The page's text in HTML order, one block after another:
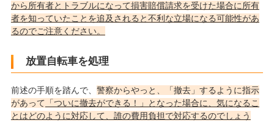
から所有者とトラブルになって損害賠償請求を受けた場合に所有
者を知っていたことを追及されると不利な立場になる可能性があ
るのでご注意ください。
放置自転車を処理
前述の手順を踏んで、 警察からやっと、「撤去」するように指示
があって 「ついに撤去ができる！」となった場合に、気になるこ
とはどのように対応して、誰の費用負担で対応するのでしょう